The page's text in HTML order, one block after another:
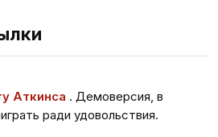
Аткинса . Демоверсия, в
ради удовольствия.